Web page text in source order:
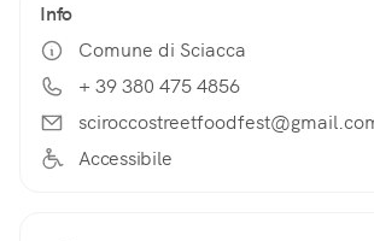
Info
Comune di Sciacca
+ 39 380 475 4856
Accessibile